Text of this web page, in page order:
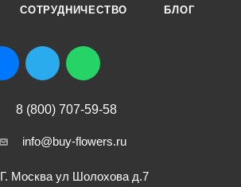
СОТРУДНИЧЕСТВО БЛОГ
8 (800) 707-59-58
info@buy-flowers.ru
Г. Москва ул Шолохова д.7